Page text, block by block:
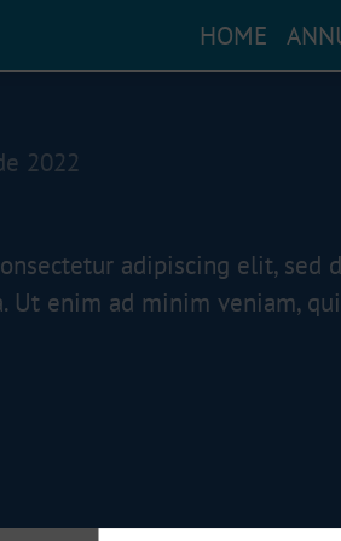
HOME
2022
adipiscing elit,
Ut enim ad minim veniam,